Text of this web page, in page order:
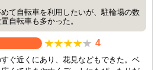
て自転車を利用したいが、駐輪場の数
自転車も多かった。
4
ぐ近くにあり、花見などもできた。ベ